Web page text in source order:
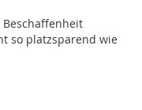
so platzsparend wie